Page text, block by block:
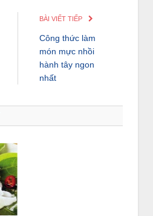
BÀI VIẾT TIẾP
Công thức làm
món mực nhồi
hành tây ngon
nhất